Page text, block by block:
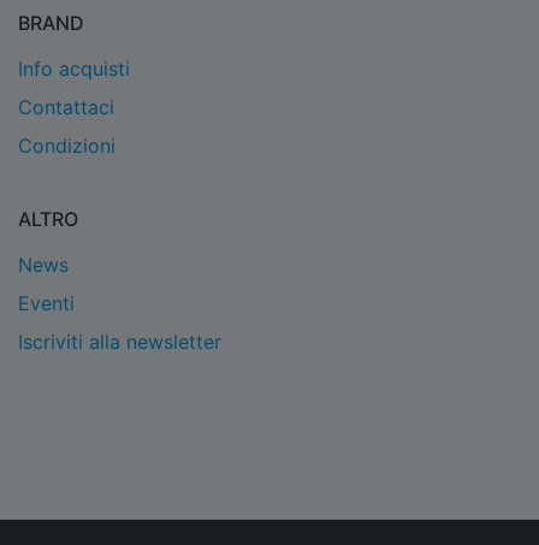
BRAND
Info acquisti
Contattaci
Condizioni
ALTRO
News
Eventi
Iscriviti alla newsletter